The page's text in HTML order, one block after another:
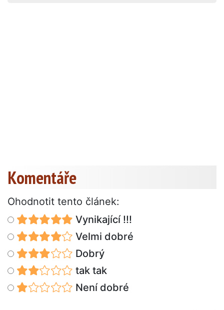
Komentáře
Ohodnotit tento článek:
Vynikající !!!
Velmi dobré
Dobrý
tak tak
Není dobré